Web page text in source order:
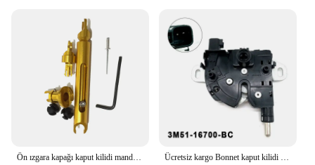
Ön ızgara kapağı kaput kilidi mandal motor alaşımlı bırakma rot biyel tamir kiti ford focus 2 mk2 c-max için araba aksesuarları Ücretsiz kargo Bonnet kaput kilidi blok mandalı yakalamak için Ford Focus MK2 c-max Kuga MK1 2003-2016 4895286 3M51-16700-BC